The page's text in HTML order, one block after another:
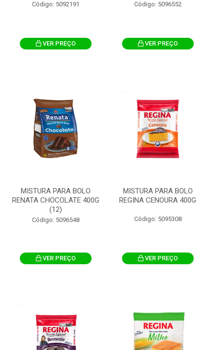
Código: 5092191
VER PREÇO
Código: 5096552
VER PREÇO
MISTURA PARA BOLO
RENATA CHOCOLATE 400G
(12)
Código: 5096548
VER PREÇO
MISTURA PARA BOLO
REGINA CENOURA 400G
Código: 5095308
VER PREÇO